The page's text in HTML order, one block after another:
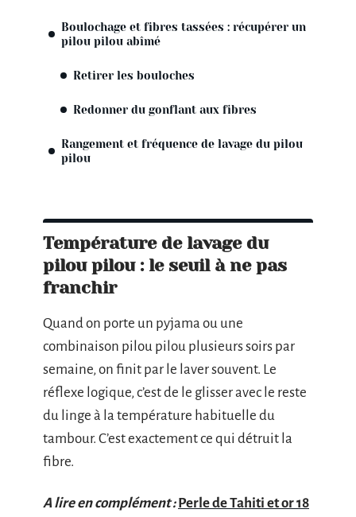
Boulochage et fibres tassées : récupérer un
pilou pilou abîmé
Retirer les bouloches
Redonner du gonflant aux fibres
Rangement et fréquence de lavage du pilou
pilou
Température de lavage du
pilou pilou : le seuil à ne pas
franchir
Quand on porte un pyjama ou une
combinaison pilou pilou plusieurs soirs par
semaine, on finit par le laver souvent. Le
réflexe logique, c’est de le glisser avec le reste
du linge à la température habituelle du
tambour. C’est exactement ce qui détruit la
fibre.
A lire en complément : Perle de Tahiti et or 18